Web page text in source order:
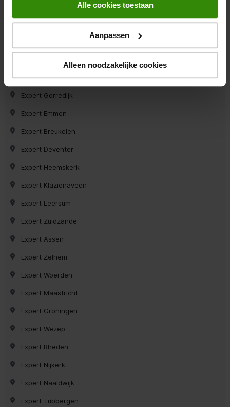
Alle cookies toestaan
Aanpassen
Alleen noodzakelijke cookies
Expert Uithuizen
Expert Bodegraven
Expert Gorredijk
Expert Emmen
Expert Breukelen
Expert Deventer
Expert Heemskerk
Expert Klazienaveen
Expert Leersum
Expert Zuidzande
Expert Assen
Expert Zelhem
Expert Woerden
Expert Maastricht
Expert Groningen
Expert Wezep
Expert Rheden
Expert Nijkerk
Expert Naaldwijk
Expert Tubbergen